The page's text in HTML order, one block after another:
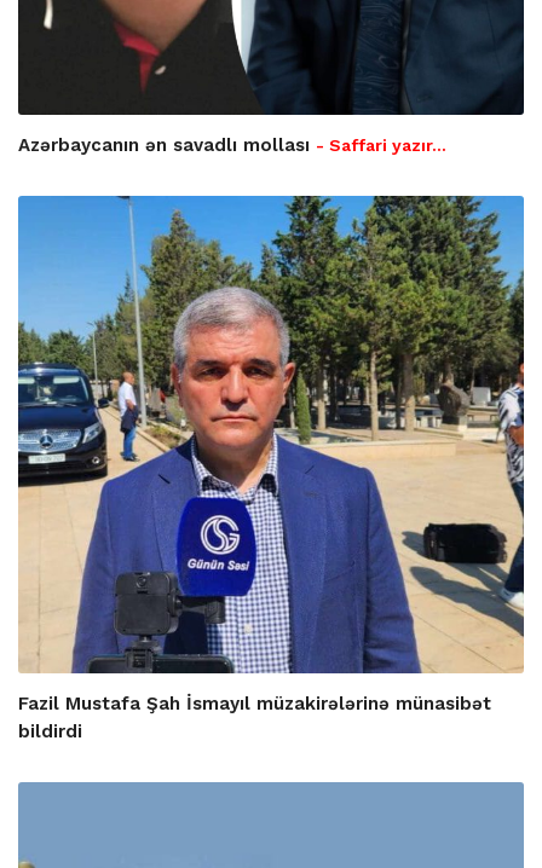
Azərbaycanın ən savadlı mollası - Saffari yazır…
Fazil Mustafa Şah İsmayıl müzakirələrinə münasibət
bildirdi